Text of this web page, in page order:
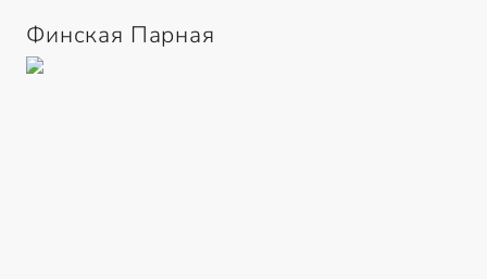
Финская Парная